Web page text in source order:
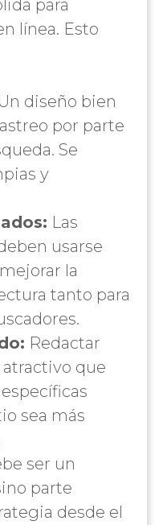
para
línea. Esto
Un diseño bien
por parte
Se
y
Las
usarse
la
tanto para
Redactar
que
sea más
ser un
parte
desde el